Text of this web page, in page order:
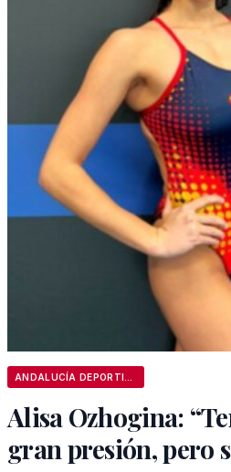
Alisa Ozhogina:
gran presión, pero